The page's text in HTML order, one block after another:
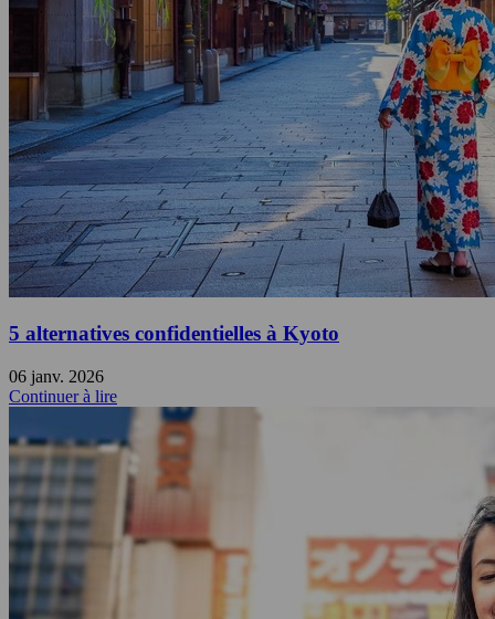
5 alternatives confidentielles à Kyoto
06 janv. 2026
Continuer à lire